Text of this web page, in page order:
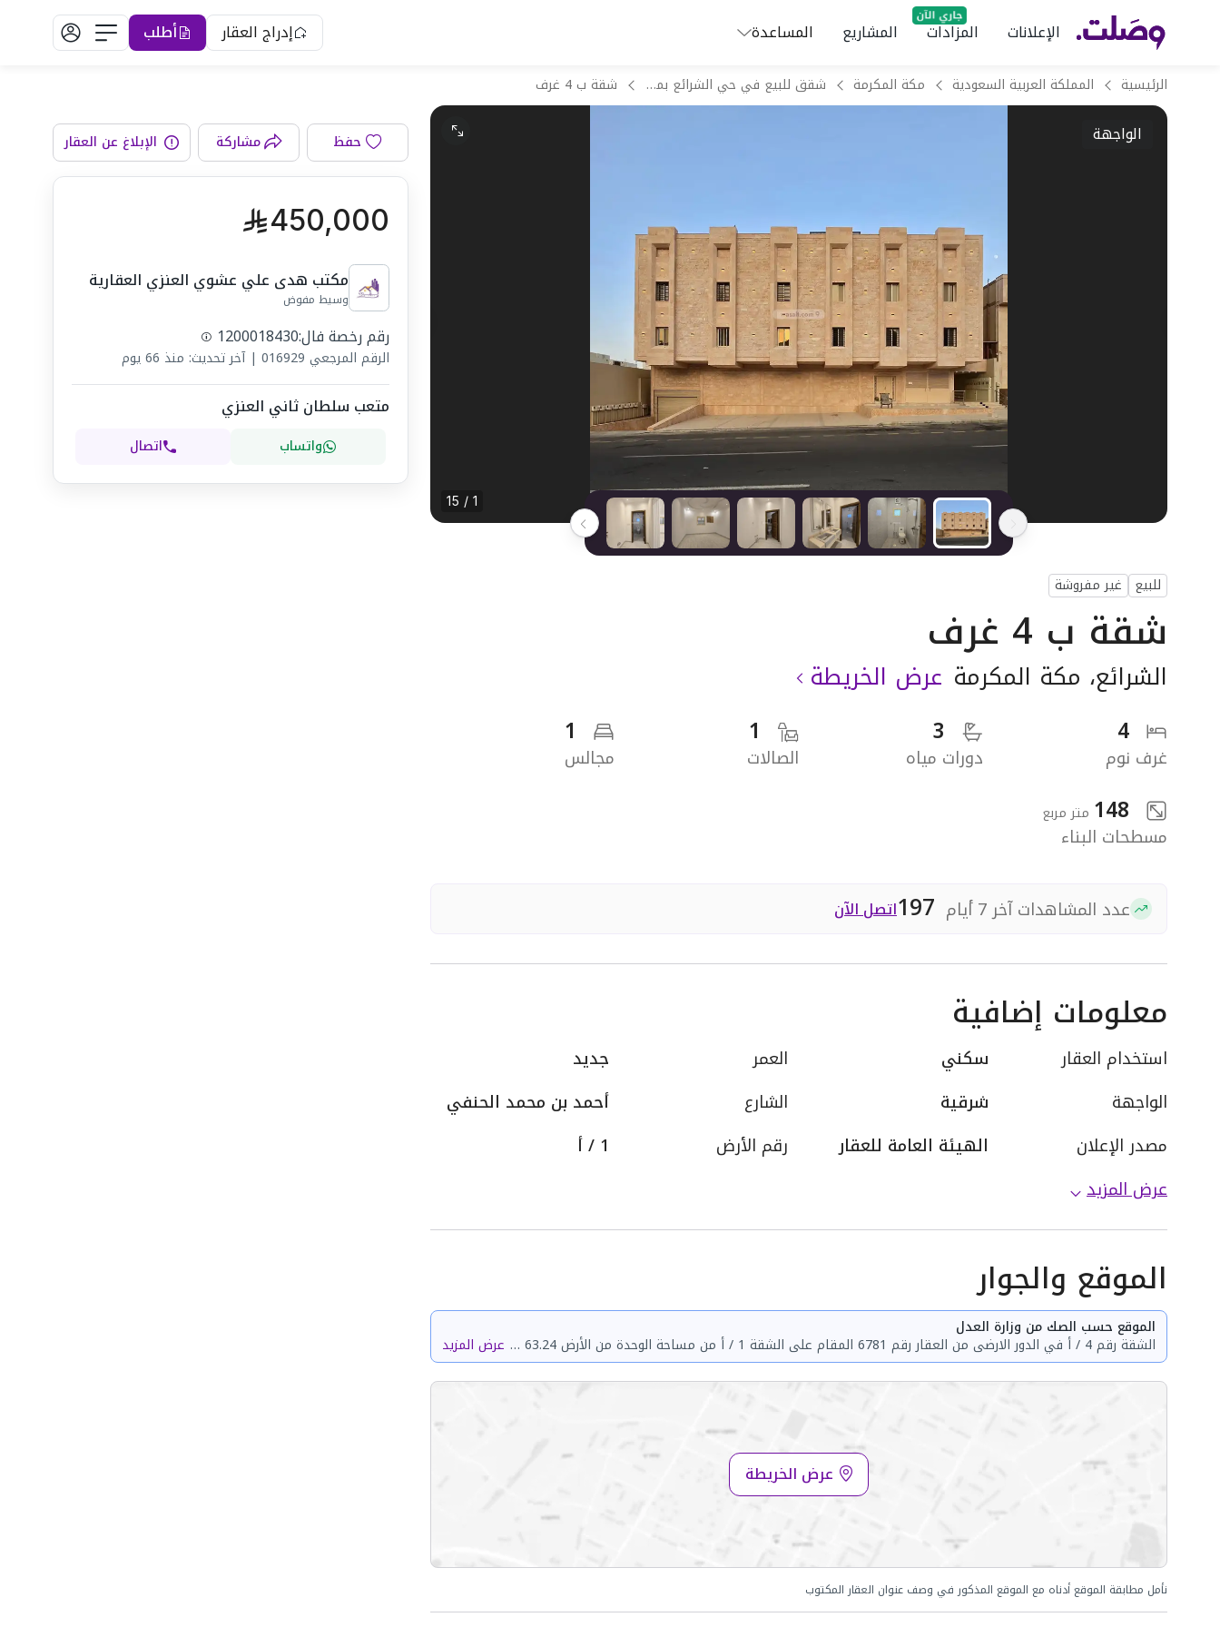
الإعلانات المزادات المشاريع المساعدة إدراج العقار أطلب
الرئيسية المملكة العربية السعودية مكة المكرمة شقق للبيع في حي الشرائع بمكة المكرمة شقة ب 4 غرف
الواجهة دورات المياه
1 / 15
للبيع غير مفروشة
شقة ب 4 غرف
الشرائع، مكة المكرمة عرض الخريطة
4
غرف نوم
3
دورات مياه
1
الصالات
1
مجالس
148 متر مربع
مسطحات البناء
عدد المشاهدات آخر 7 أيام 197اتصل الآن
معلومات إضافية
استخدام العقار سكني العمر
جديد
الواجهة
شرقية الشارع
أحمد بن محمد الحنفي
مصدر الإعلان
الهيئة العامة للعقار رقم الأرض
1 / أ
عرض المزيد
الموقع والجوار
الموقع حسب الصك من وزارة العدل
الشقة رقم 4 / أ في الدور الارضى من العقار رقم 6781 المقام على الشقة 1 / أ من مساحة الوحدة من الأرض 63.24 متر وتختص من المنافع والأجزاء المشتركة بمساحة 117.66 متر عرض المزيد
عرض الخريطة
نأمل مطابقة الموقع أدناه مع الموقع المذكور في وصف عنوان العقار المكتوب
حفظ مشاركة الإبلاغ عن العقار
450,000
مكتب هدى علي عشوي العنزي العقارية
وسيط مفوض
رقم رخصة فال:1200018430
الرقم المرجعي 016929
|آخر تحديث: منذ 66 يوم
متعب سلطان ثاني العنزي
واتساب اتصال